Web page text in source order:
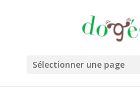
Sélectionner une page